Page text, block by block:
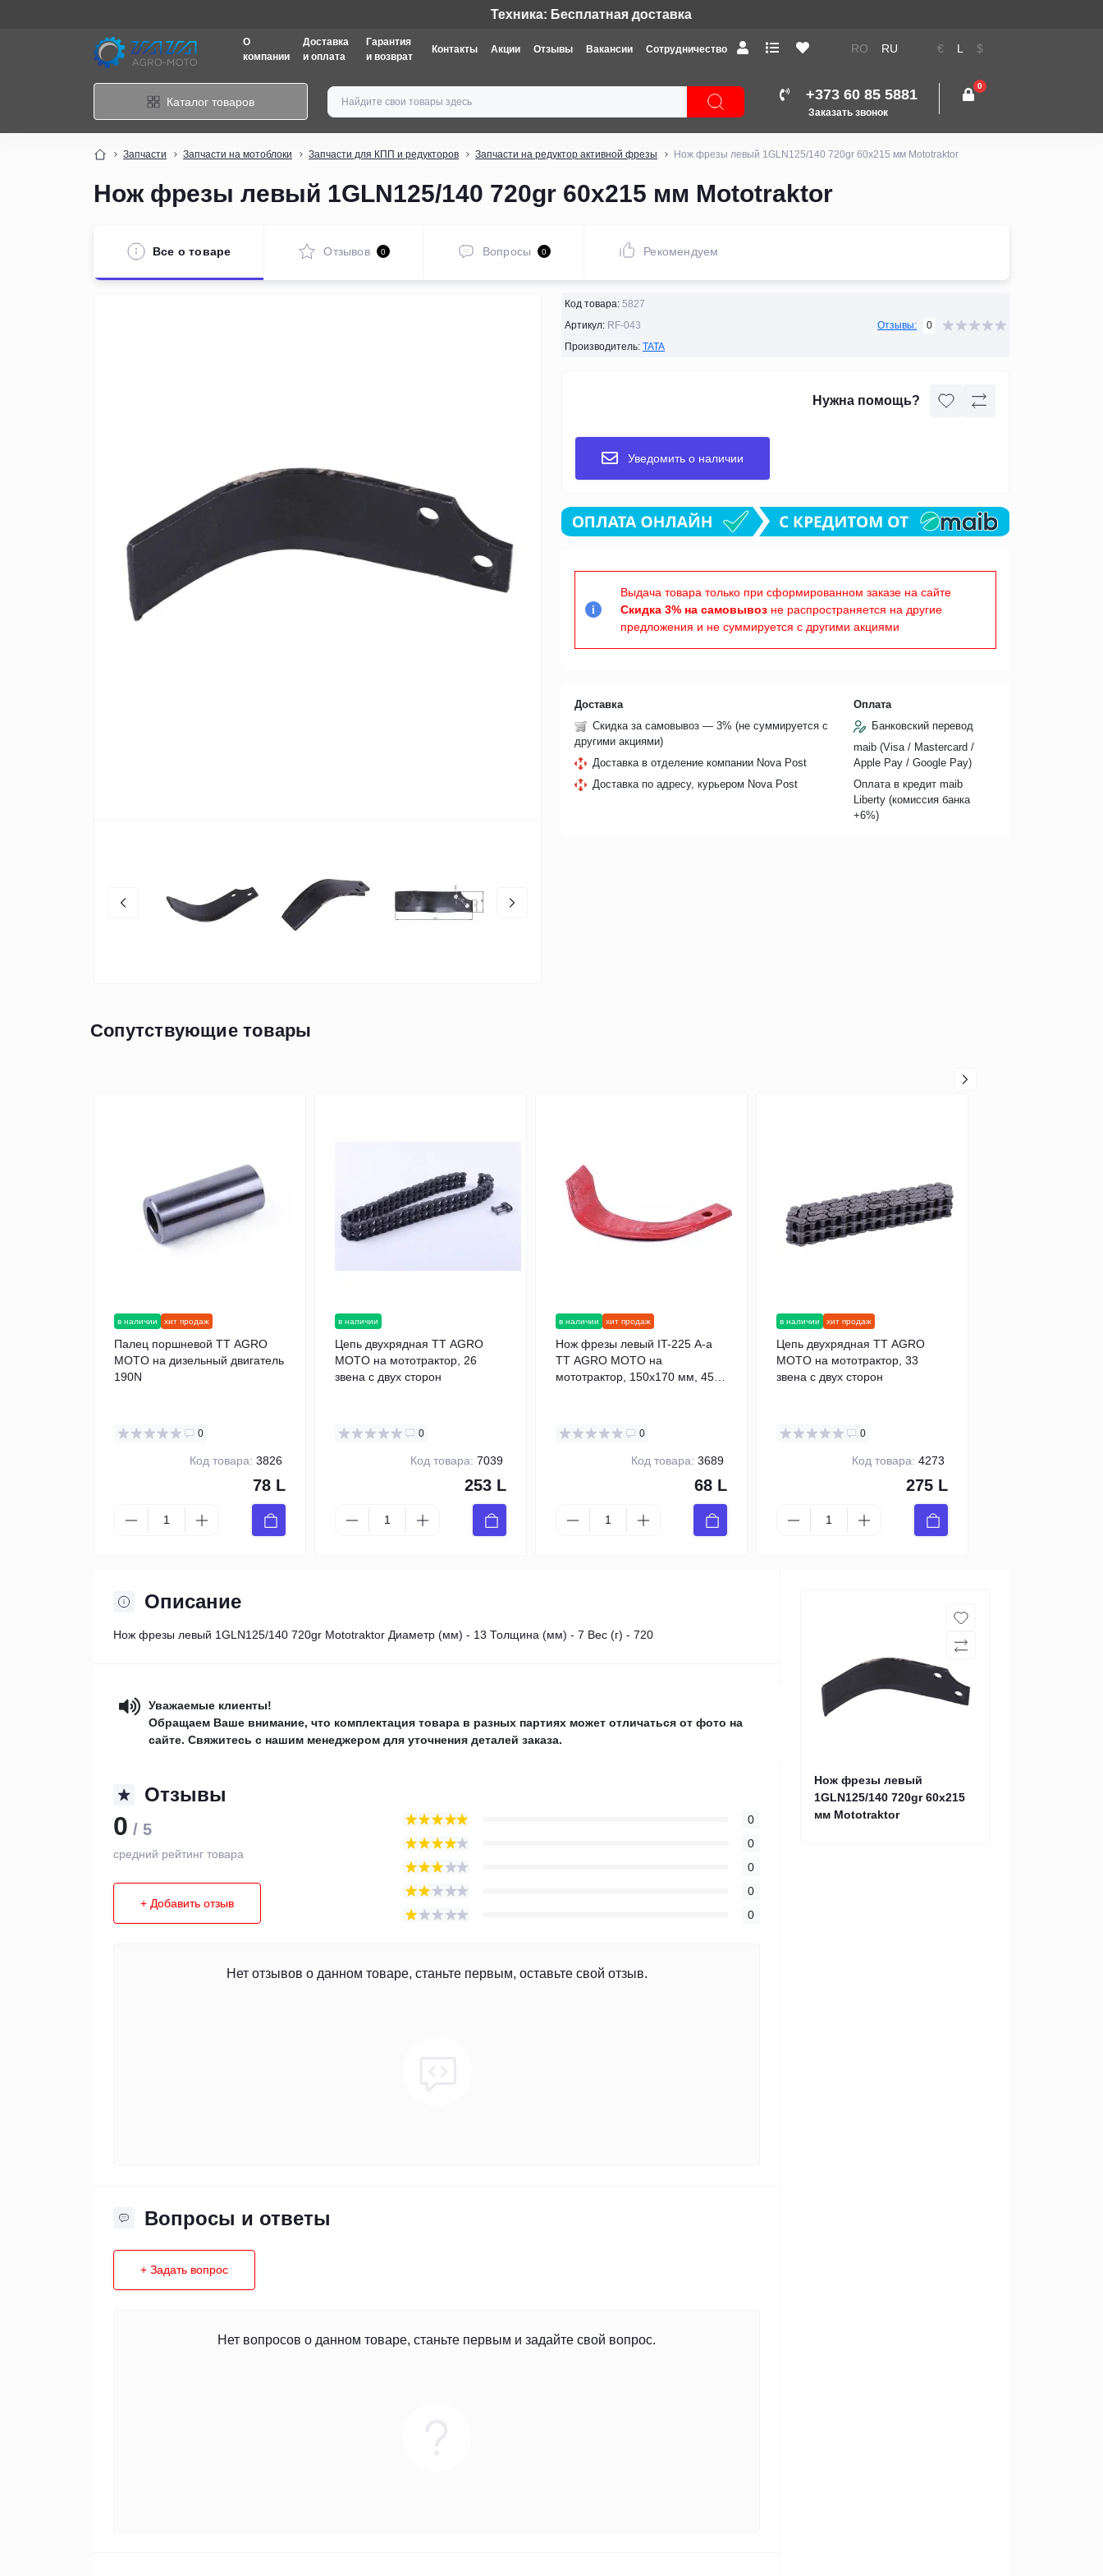
Техника: Бесплатная доставка
О
компании
Доставка
и оплата
Гарантия
и возврат
Контакты Акции Отзывы Вакансии Сотрудничество RO RU € L $
Каталог товаров +373 60 85 5881
Заказать звонок
0
Запчасти Запчасти на мотоблоки Запчасти для КПП и редукторов Запчасти на редуктор активной фрезы Нож фрезы левый 1GLN125/140 720gr 60x215 мм Mototraktor
Нож фрезы левый 1GLN125/140 720gr 60x215 мм Mototraktor
Все о товаре Отзывов 0 Вопросы 0 Рекомендуем
Код товара: 5827
Артикул: RF-043
Производитель: TATA
Отзывы: 0
Нужна помощь?
Уведомить о наличии
i
Выдача товара только при сформированном заказе на сайте
Скидка 3% на самовывозне распространяется на другие
предложения и не суммируется с другими акциями
Доставка
Скидка за самовывоз — 3% (не суммируется с
другими акциями)
Доставка в отделение компании Nova Post
Доставка по адресу, курьером Nova Post
Оплата
Банковский перевод
maib (Visa / Mastercard /
Apple Pay / Google Pay)
Оплата в кредит maib
Liberty (комиссия банкa
+6%)
Сопутствующие товары
в наличии хит продаж
Палец поршневой TT AGRO
MOTO на дизельный двигатель
190N
0
Код товара: 3826
78 L
в наличии
Цепь двухрядная TT AGRO
MOTO на мототрактор, 26
звена с двух сторон
0
Код товара: 7039
253 L
в наличии хит продаж
Нож фрезы левый IT-225 A-a
TT AGRO MOTO на
мототрактор, 150x170 мм, 450
0
Код товара: 3689
68 L
в наличии хит продаж
Цепь двухрядная TT AGRO
MOTO на мототрактор, 33
звена с двух сторон
0
Код товара: 4273
275 L
Описание
Нож фрезы левый 1GLN125/140 720gr Mototraktor Диаметр (мм) - 13 Толщина (мм) - 7 Вес (г) - 720
Уважаемые клиенты!
Обращаем Ваше внимание, что комплектация товара в разных партиях может отличаться от фото на
сайте. Свяжитесь с нашим менеджером для уточнения деталей заказа.
Отзывы
0 / 5
средний рейтинг товара
+ Добавить отзыв
0
0
0
0
0
Нет отзывов о данном товаре, станьте первым, оставьте свой отзыв.
Вопросы и ответы
+ Задать вопрос
Нет вопросов о данном товаре, станьте первым и задайте свой вопрос.
Нож фрезы левый
1GLN125/140 720gr 60x215
мм Mototraktor